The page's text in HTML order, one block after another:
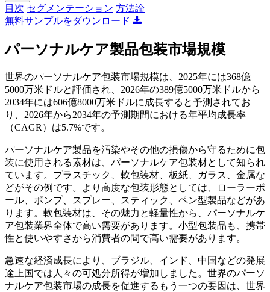
目次 セグメンテーション 方法論
無料サンプルをダウンロード
パーソナルケア製品包装市場規模
世界のパーソナルケア包装市場規模は、2025年には368億
5000万米ドルと評価され、2026年の389億5000万米ドルから
2034年には606億8000万米ドルに成長すると予測されてお
り、2026年から2034年の予測期間における年平均成長率
（CAGR）は5.7%です。
パーソナルケア製品を汚染やその他の損傷から守るために包
装に使用される素材は、パーソナルケア包装材として知られ
ています。プラスチック、軟包装材、板紙、ガラス、金属な
どがその例です。より高度な包装形態としては、ローラーボ
ール、ポンプ、スプレー、スティック、ペン型製品などがあ
ります。軟包装材は、その魅力と軽量性から、パーソナルケ
ア包装業界全体で高い需要があります。小型包装品も、携帯
性と使いやすさから消費者の間で高い需要があります。
急速な経済成長により、ブラジル、インド、中国などの発展
途上国では人々の可処分所得が増加しました。世界のパーソ
ナルケア包装市場の成長を促進するもう一つの要因は、世界